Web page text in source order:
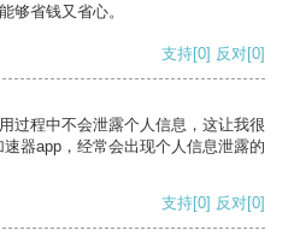
够省钱又省心。
支持[0] 反对[0]
过程中不会泄露个人信息，这让我很
器app，经常会出现个人信息泄露的
支持[0] 反对[0]